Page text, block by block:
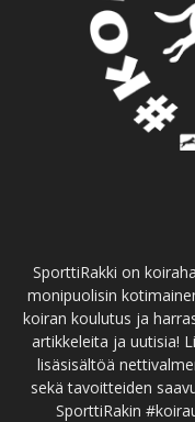
SporttiRakki on
monipuolisin
koiran koulutus ja
artikkeleita ja uutisia!
lisäsisältöä
sekä tavoitteiden
SporttiRakin